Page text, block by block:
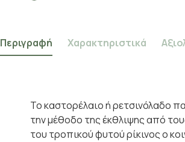
Περιγραφή Χαρακτηριστικά
Το καστορέλαιο ή ρετσινόλαδο
την μέθοδο της έκθλιψης από
του τροπικού φυτού ρίκινος ο